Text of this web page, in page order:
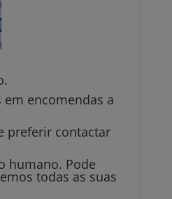
encomendas a
preferir contactar
humano. Pode
todas as suas